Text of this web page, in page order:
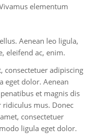
elementum
Aenean leo ligula,
eleifend ac, enim.
consectetuer adipiscing
eget dolor. Aenean
et magnis dis
mus. Donec
consectetuer
ligula eget dolor.